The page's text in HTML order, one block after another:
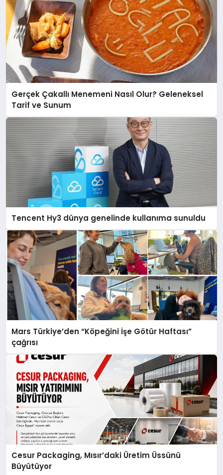
Gerçek Çakallı Menemeni Nasıl Olur? Geleneksel
Tarif ve Sunum
Tencent Hy3 dünya genelinde kullanıma sunuldu
Mars Türkiye’den “Köpeğini İşe Götür Haftası”
çağrısı
Cesur Packaging, Mısır’daki Üretim Üssünü
Büyütüyor